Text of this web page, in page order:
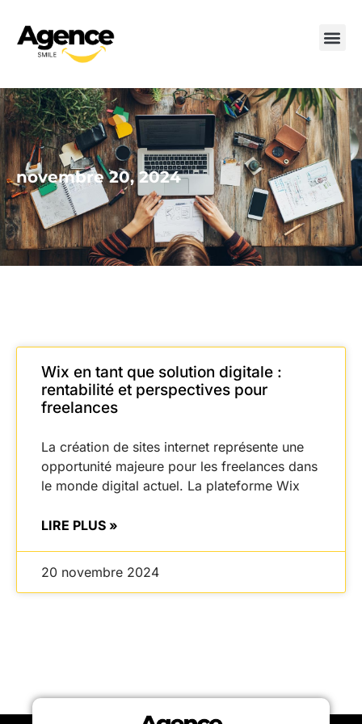
novembre 20, 2024
Wix en tant que solution digitale :
rentabilité et perspectives pour
freelances
La création de sites internet représente une
opportunité majeure pour les freelances dans
le monde digital actuel. La plateforme Wix
LIRE PLUS »
20 novembre 2024